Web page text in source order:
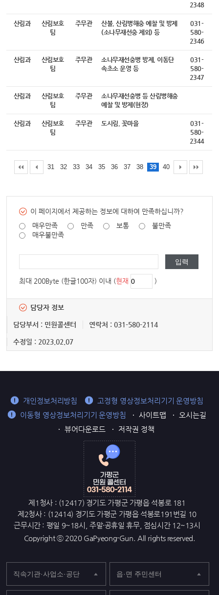
2348
산림과
산림보호
팀
주무관
산불, 산림병해충 예찰 및 방제
(소나무재선충 제외) 등
031-
580-
2346
산림과
산림보호
팀
주무관
소나무재선충병 방제, 이동단
속초소 운영 등
031-
580-
2347
산림과
산림보호
팀
주무관
소나무재선충병 등 산림병해충
예찰 및 방제(현장)
산림과
산림보호
팀
주무관 도시림, 꽃마을
031-
580-
2344
31 32 33 34 35 36 37 38 39 40
이 페이지에서 제공하는 정보에 대하여 만족하십니까?
매우만족
만족 보통
불만족
매우불만족
최대 200Byte (한글100자) 이내 (현재 )
담당자 정보
담당부서 : 민원콜센터 연락처 : 031-580-2114
수정일 : 2023.02.07
개인정보처리방침
고정형 영상정보처리기기 운영방침
이동형 영상정보처리기기 운영방침
사이트맵
오시는길
뷰어다운로드
저작권 정책
제1청사 : (12417) 경기도 가평군 가평읍 석봉로 181
제2청사 : (12414) 경기도 가평군 가평읍 석봉로191번길 10
근무시간 : 평일 9~18시, 주말·공휴일 휴무, 점심시간 12~13시
Copyright ⓒ 2020 GaPyeong-Gun. All rights reserved.
직속기관·사업소·공단 읍·면 주민센터